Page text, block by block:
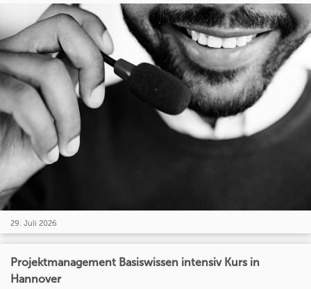
29. Juli 2026
Projektmanagement Basiswissen intensiv Kurs in
Hannover